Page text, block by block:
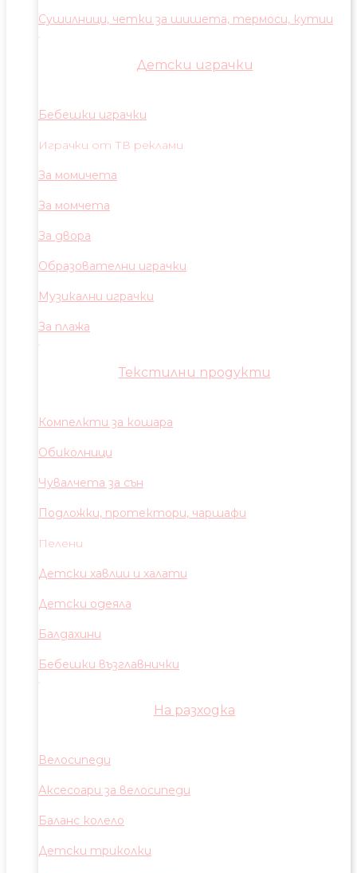
Сушилници, четки за шишета, термоси, кутии
Детски играчки
Бебешки играчки
Играчки от ТВ реклами
За момичета
За момчета
За двора
Образователни играчки
Музикални играчки
За плажа
Текстилни продукти
Компелкти за кошара
Обиколници
Чувалчета за сън
Подложки, протектори, чаршафи
Пелени
Детски хавлии и халати
Детски одеяла
Балдахини
Бебешки възглавнички
На разходка
Велосипеди
Аксесоари за велосипеди
Баланс колело
Детски триколки